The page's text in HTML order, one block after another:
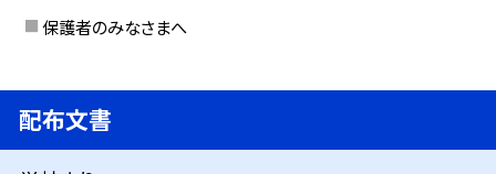
保護者のみなさまへ
配布文書